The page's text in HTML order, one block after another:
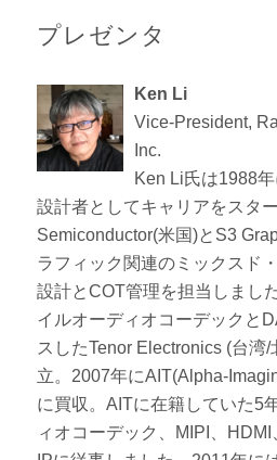
プレゼンタ
Ken Li
Vice-President,
Inc.
Ken Li氏は1988
設計者としてキャリアをスタ
Semiconductor(米国)とS3
ラフィック関連のミックスド
設計とCOT管理を担当しまし
イルオーディオコーデックと
スしたTenor Electronics (台湾
立。2007年にAIT(Alpha-
に買収。AITに在籍していた5
ィオコーデック、MIPI、